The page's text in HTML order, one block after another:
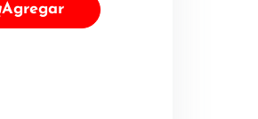
Agregar